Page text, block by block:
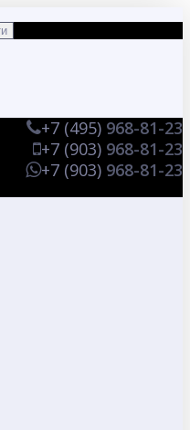
+7 (495) 968-81-23
+7 (903) 968-81-23
+7 (903) 968-81-23